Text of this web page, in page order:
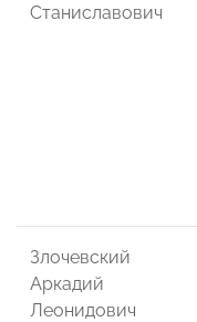
Станиславович
Злочевский
Аркадий
Леонидович